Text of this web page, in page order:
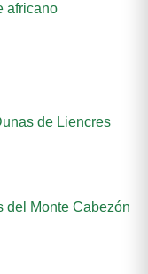
africano
de Liencres
del Monte Cabezón